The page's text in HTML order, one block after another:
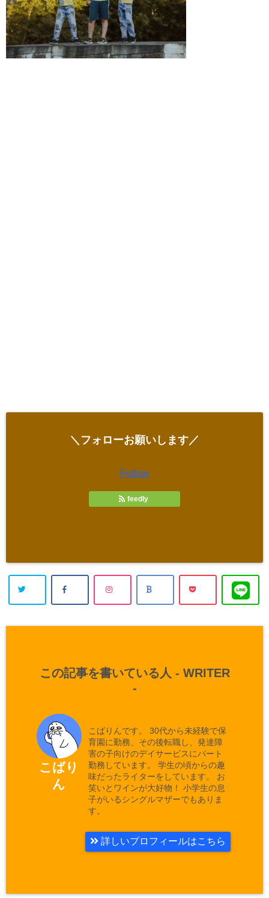
＼フォローお願いします／
Follow
feedly
この記事を書いている人 - WRITER
-
こばり
ん
こばりんです。 30代から未経験で保
育園に勤務、その後転職し、発達障
害の子向けのデイサービスにパート
勤務しています。 学生の頃からの趣
味だったライターをしています。 お
笑いとワインが大好物！ 小学生の息
子がいるシングルマザーでもありま
す。
詳しいプロフィールはこちら